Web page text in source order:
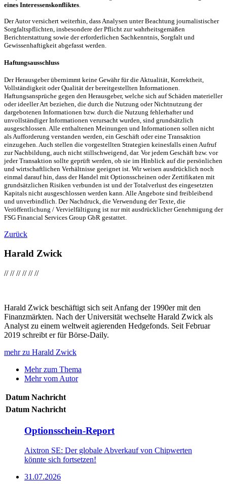
eines Interessenskonfliktes.
Der Autor versichert weiterhin, dass Analysen unter Beachtung journalistischer
Sorgfaltspflichten, insbesondere der Pflicht zur wahrheitsgemäßen
Berichterstattung sowie der erforderlichen Sachkenntnis, Sorgfalt und
Gewissenhaftigkeit abgefasst werden.
Haftungsausschluss
Der Herausgeber übernimmt keine Gewähr für die Aktualität, Korrektheit,
Vollständigkeit oder Qualität der bereitgestellten Informationen.
Haftungsansprüche gegen den Herausgeber, welche sich auf Schäden materieller
oder ideeller Art beziehen, die durch die Nutzung oder Nichtnutzung der
dargebotenen Informationen bzw. durch die Nutzung fehlerhafter und
unvollständiger Informationen verursacht wurden, sind grundsätzlich
ausgeschlossen. Alle enthaltenen Meinungen und Informationen sollen nicht
als Aufforderung verstanden werden, ein Geschäft oder eine Transaktion
einzugehen. Auch stellen die vorgestellten Strategien keinesfalls einen Aufruf
zur Nachbildung, auch nicht stillschweigend, dar. Vor jedem Geschäft bzw. vor
jeder Transaktion sollte geprüft werden, ob sie im Hinblick auf die persönlichen
und wirtschaftlichen Verhältnisse geeignet ist. Wir weisen ausdrücklich noch
einmal darauf hin, dass der Handel mit Optionsscheinen oder Zertifikaten mit
grundsätzlichen Risiken verbunden ist und der Totalverlust des eingesetzten
Kapitals nicht ausgeschlossen werden kann. Alle Angebote sind freibleibend
und unverbindlich. Der Nachdruck, die Verwendung der Texte, die
Veröffentlichung / Vervielfältigung ist nur mit ausdrücklicher Genehmigung der
FSG Financial Services Group GbR gestattet.
Zurück
Harald Zwick
////////////
Harald Zwick beschäftigt sich seit Anfang der 1990er mit den
Finanzmärkten. Nach der Universität wechselte Harald Zwick als
Analyst zu einem weltweit agierenden Hedgefonds. Seit Februar
2019 schreibt er für Börse-Daily.
mehr zu Harald Zwick
Mehr zum Thema
Mehr vom Autor
Datum Nachricht
Datum Nachricht
Optionsschein-Report
Aixtron SE: Der globale Abverkauf von Chipwerten
könnte sich fortsetzen!
31.07.2026